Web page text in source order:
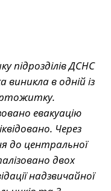
підрозділів ДСНС
в одній із
евакуацію
Через
до центральної
двох
надзвичайної